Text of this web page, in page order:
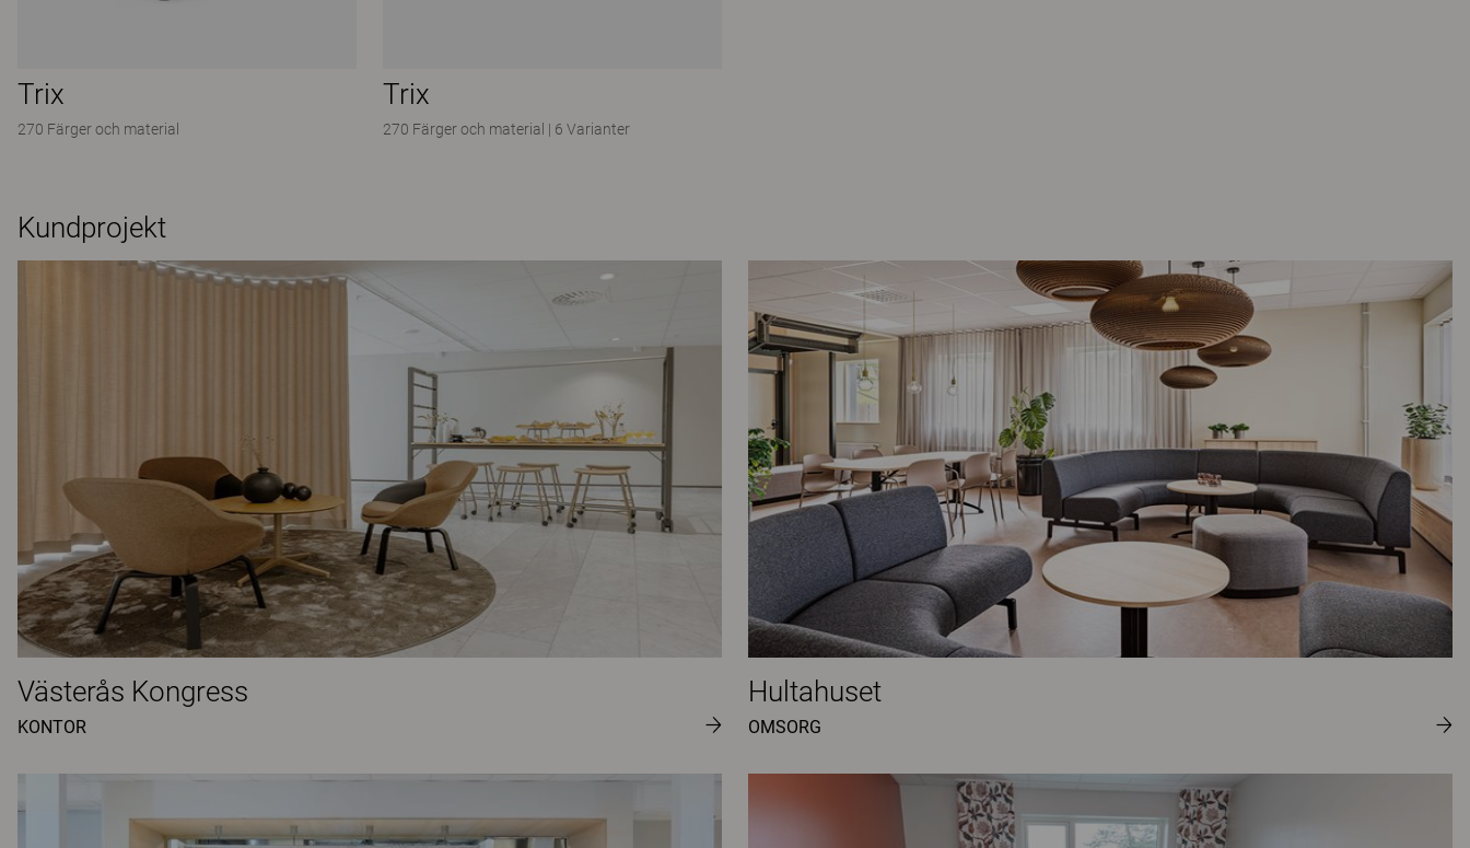
Trix
270 Färger och material
Trix
270 Färger och material | 6 Varianter
Kundprojekt
Västerås Kongress
KONTOR
Hultahuset
OMSORG